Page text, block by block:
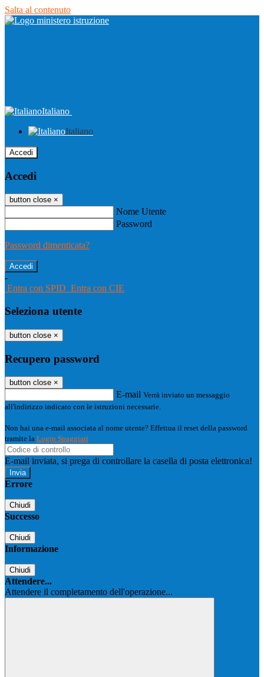
Salta al contenuto
Italiano
Italiano
Accedi
Accedi
button close ×
Nome Utente
Password
Password dimenticata?
-
Entra con SPID Entra con CIE
Seleziona utente
button close ×
Recupero password
button close ×
E-mail Verrà inviato un messaggio
all'indirizzo indicato con le istruzioni necessarie.
Non hai una e-mail associata al nome utente? Effettua il reset della password
tramite la Login Spaggiari
E-mail inviata, si prega di controllare la casella di posta elettronica!
Errore
Chiudi
Successo
Chiudi
Informazione
Chiudi
Attendere...
Attendere il completamento dell'operazione...